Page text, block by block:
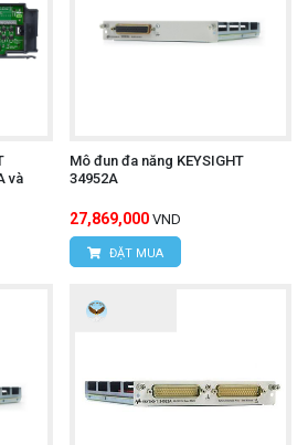
và
Mô đun đa năng KEYSIGHT
34952A
27,869,000 VND
ĐẶT MUA